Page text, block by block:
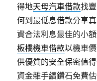
得地天母汽車借款找
何到最低息借款分享
資合法利息最佳的小
板橋機車借款以機車
供優質的安全保密值
資金雜手續鑽石免費